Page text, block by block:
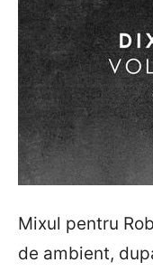
Mixul pentru
de ambient,